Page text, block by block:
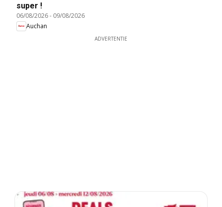
super !
06/08/2026- 09/08/2026
Auchan
ADVERTENTIE